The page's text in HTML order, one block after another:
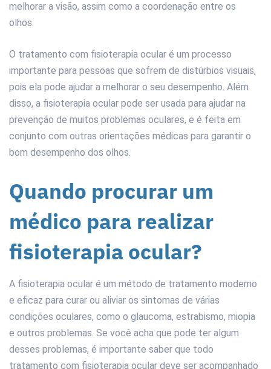
melhorar a visão, assim como a coordenação entre os
olhos.
O tratamento com fisioterapia ocular é um processo
importante para pessoas que sofrem de distúrbios visuais,
pois ela pode ajudar a melhorar o seu desempenho. Além
disso, a fisioterapia ocular pode ser usada para ajudar na
prevenção de muitos problemas oculares, e é feita em
conjunto com outras orientações médicas para garantir o
bom desempenho dos olhos.
Quando procurar um
médico para realizar
fisioterapia ocular?
A fisioterapia ocular é um método de tratamento moderno
e eficaz para curar ou aliviar os sintomas de várias
condições oculares, como o glaucoma, estrabismo, miopia
e outros problemas. Se você acha que pode ter algum
desses problemas, é importante saber que todo
tratamento com fisioterapia ocular deve ser acompanhado